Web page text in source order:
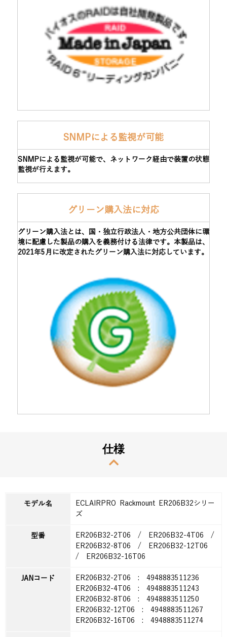
SNMPによる監視が可能
SNMPによる監視が可能で、ネットワーク経由で装置の状態
監視が行えます。
グリーン購入法に対応
グリーン購入法とは、国・独立行政法人・地方公共団体に環
境に配慮した製品の購入を義務付ける法律です。本製品は、
2021年5月に改定されたグリーン購入法に対応しています。
仕様
モデル名
ECLAIRPRO Rackmount ER206B32シリー
ズ
型番
ER206B32-2T06 / ER206B32-4T06 /
ER206B32-8T06 / ER206B32-12T06
/ ER206B32-16T06
JANコード
ER206B32-2T06 : 4948883511236
ER206B32-4T06 : 4948883511243
ER206B32-8T06 : 4948883511250
ER206B32-12T06 : 4948883511267
ER206B32-16T06 : 4948883511274